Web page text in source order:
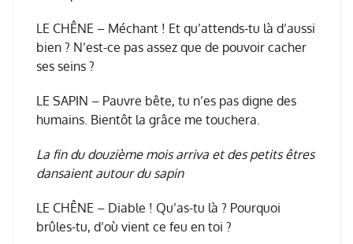
LE CHÊNE – Méchant ! Et qu’attends-tu là d’aussi
bien ? N’est-ce pas assez que de pouvoir cacher
ses seins ?
LE SAPIN – Pauvre bête, tu n’es pas digne des
humains. Bientôt la grâce me touchera.
La fin du douzième mois arriva et des petits êtres
dansaient autour du sapin
LE CHÊNE – Diable ! Qu’as-tu là ? Pourquoi
brûles-tu, d’où vient ce feu en toi ?